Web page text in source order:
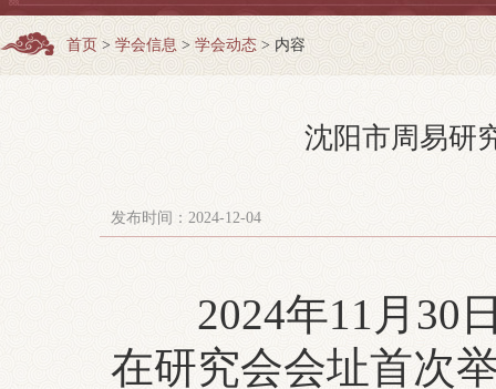
首页 >学会信息 > 学会动态 > 内容
沈阳市周易研
发布时间：2024-12-04
2024年11月30日
在研究会会址首次